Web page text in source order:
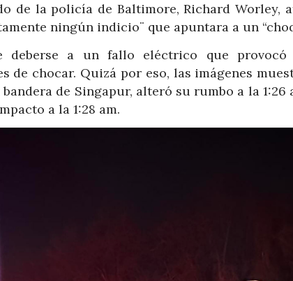
de la policía de Baltimore, Richard Worley,
ningún indicio¨ que apuntara a un
deberse a un fallo eléctrico que
de chocar. Quizá por eso, las imágenes
de Singapur, alteró su rumbo a la
a la 1:28 am.